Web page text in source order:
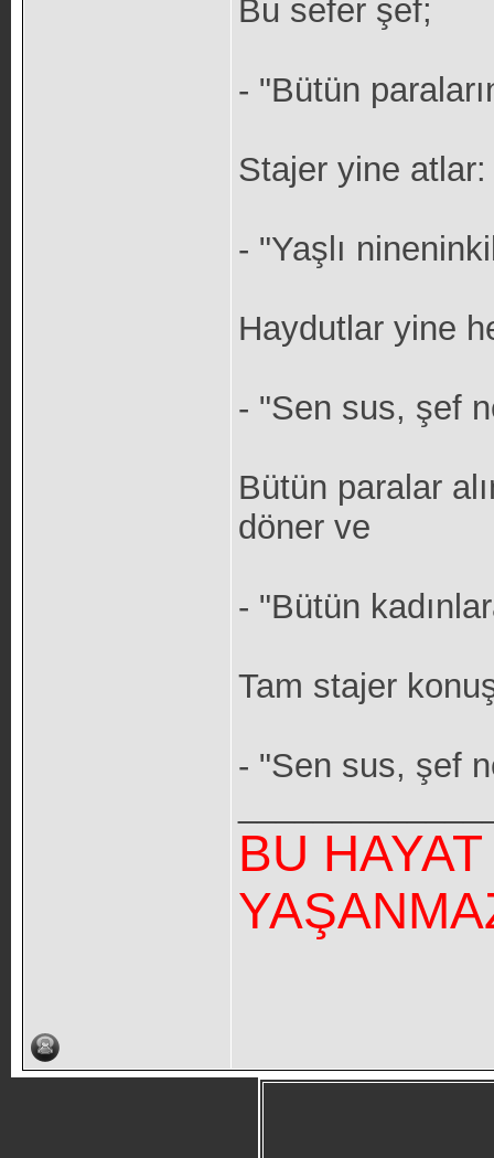
Bu sefer şef;
- "Bütün
Stajer yine atlar:
- "Yaşlı
Haydutlar yine
- "Sen sus, şef
Bütün paralar
döner ve
- "Bütün
Tam stajer
- "Sen sus, şef
BU HAYAT